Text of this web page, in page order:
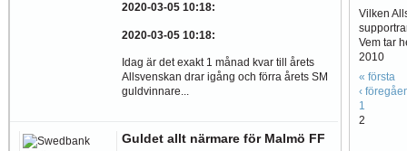
2020-03-05 10:18:
2020-03-05 10:18:
Idag är det exakt 1 månad kvar till årets
Allsvenskan drar igång och förra årets SM
guldvinnare...
Guldet allt närmare för Malmö FF
Vilken
Vem tar
2010
« första
‹
1
2